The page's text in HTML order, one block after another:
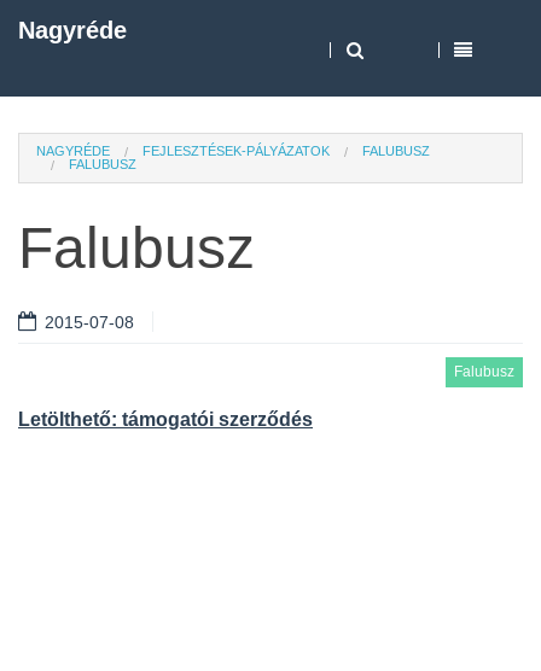
Nagyréde
NAGYRÉDE FEJLESZTÉSEK-PÁLYÁZATOK
FALUBUSZ
FALUBUSZ
Falubusz
2015-07-08
Falubusz
Letölthető: támogatói szerződés